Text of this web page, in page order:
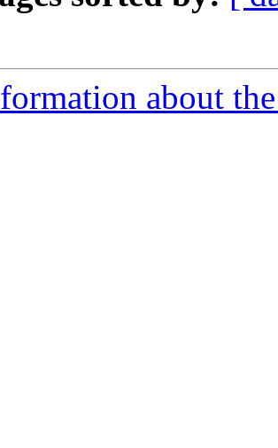
about